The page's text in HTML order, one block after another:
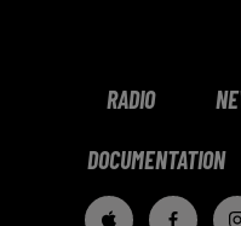
RADIO
DOCUMENTATION